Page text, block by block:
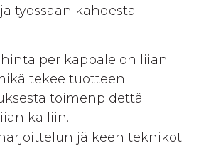
työssään kahdesta
per kappale on liian
tekee tuotteen
toimenpidettä
kalliin.
jälkeen teknikot